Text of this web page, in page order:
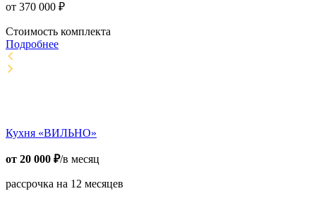
от 370 000 ₽
Стоимость комплекта
Подробнее
Кухня «ВИЛЬНО»
от 20 000 ₽/в месяц
рассрочка на 12 месяцев